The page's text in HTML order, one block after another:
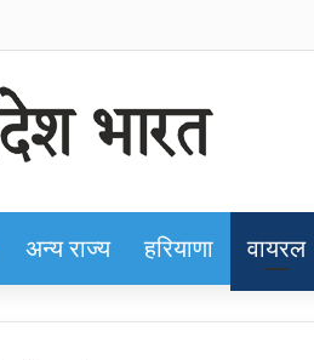
अन्य राज्य हरियाणा वायरल